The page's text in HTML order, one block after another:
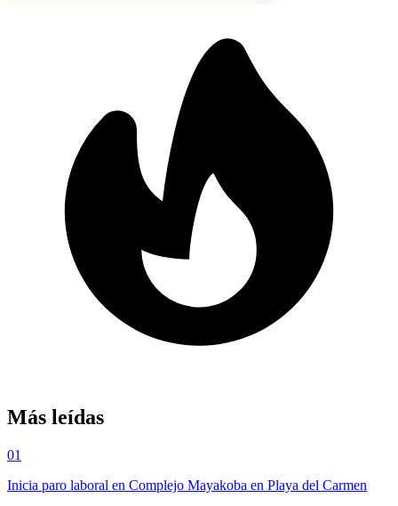
Más leídas
01
Inicia paro laboral en Complejo Mayakoba en Playa del Carmen